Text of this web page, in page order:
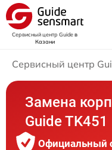
Сервисный центр Guideв
Казани
Сервисный центр
Замена
Guide TK451
Официальный